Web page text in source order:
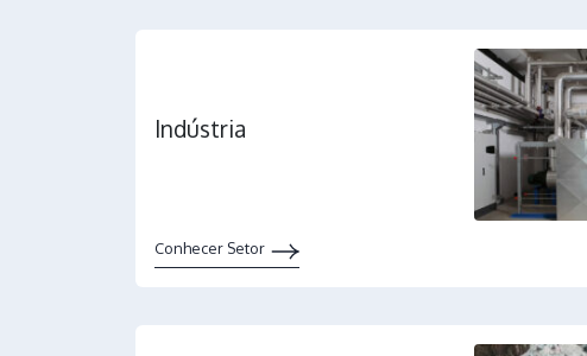
Indústria
Conhecer Setor